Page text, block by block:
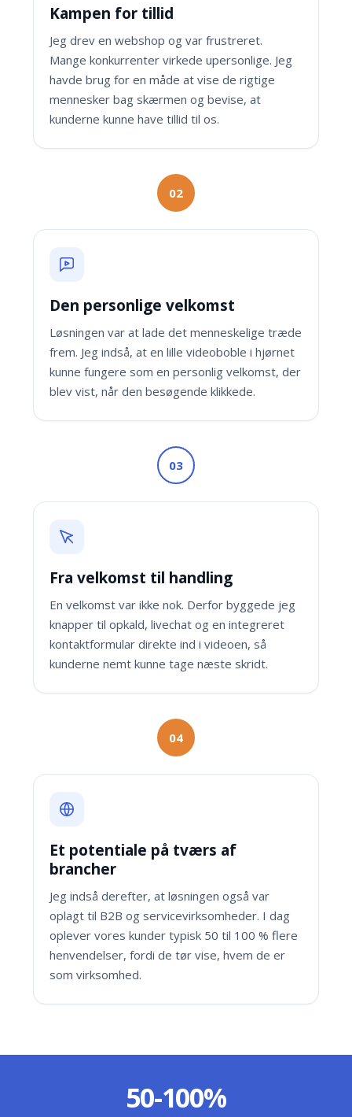
Kampen for tillid
Jeg drev en webshop og var frustreret.
Mange konkurrenter virkede upersonlige. Jeg
havde brug for en måde at vise de rigtige
mennesker bag skærmen og bevise, at
kunderne kunne have tillid til os.
02
Den personlige velkomst
Løsningen var at lade det menneskelige træde
frem. Jeg indså, at en lille videoboble i hjørnet
kunne fungere som en personlig velkomst, der
blev vist, når den besøgende klikkede.
03
Fra velkomst til handling
En velkomst var ikke nok. Derfor byggede jeg
knapper til opkald, livechat og en integreret
kontaktformular direkte ind i videoen, så
kunderne nemt kunne tage næste skridt.
04
Et potentiale på tværs af
brancher
Jeg indså derefter, at løsningen også var
oplagt til B2B og servicevirksomheder. I dag
oplever vores kunder typisk 50 til 100 % flere
henvendelser, fordi de tør vise, hvem de er
som virksomhed.
50-100%